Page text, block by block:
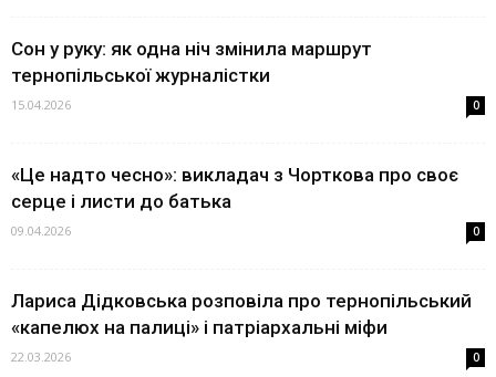
Сон у руку: як одна ніч змінила маршрут
тернопільської журналістки
15.04.2026 0
«Це надто чесно»: викладач з Чорткова про своє
серце і листи до батька
09.04.2026 0
Лариса Дідковська розповіла про тернопільський
«капелюх на палиці» і патріархальні міфи
22.03.2026 0